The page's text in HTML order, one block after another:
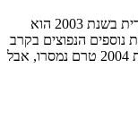
השם הנפוץ ביותר לבנות בקרב האוכלוסייה היהודית בשנת 2003 הוא
שמות נוספים הנפוצים בקרב
הבנות הם שירה, מאיה, עדי ושרה. הנתונים לשנת 2004 טרם נמסרו, אבל